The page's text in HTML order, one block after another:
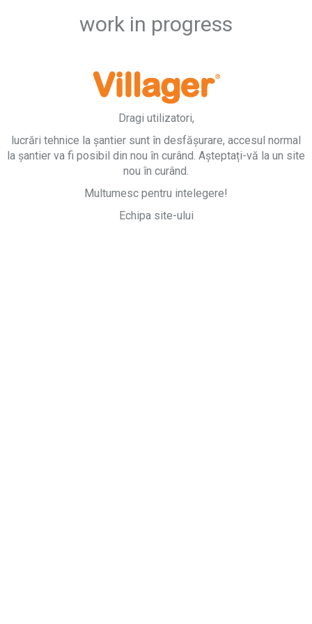
work in progress
Dragi utilizatori,
lucrări tehnice la șantier sunt în desfășurare, accesul normal
la șantier va fi posibil din nou în curând. Așteptați-vă la un site
nou în curând.
Multumesc pentru intelegere!
Echipa site-ului